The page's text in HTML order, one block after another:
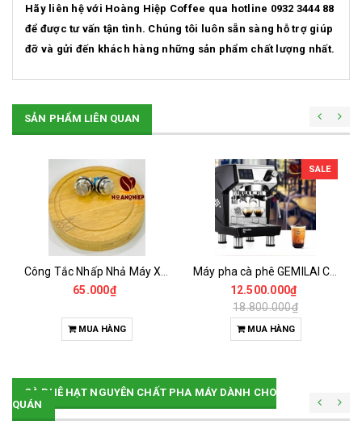
Hãy liên hệ với Hoàng Hiệp Coffee qua hotline 0932 3444 88
để được tư vấn tận tình. Chúng tôi luôn sẵn sàng hỗ trợ giúp
đỡ và gửi đến khách hàng những sản phẩm chất lượng nhất.
SẢN PHẨM LIÊN QUAN
65.000₫
MUA HÀNG
SALE
12.500.000₫
18.800.000₫
MUA HÀNG
CÀ PHÊ HẠT NGUYÊN CHẤT PHA MÁY DÀNH CHO
QUÁN